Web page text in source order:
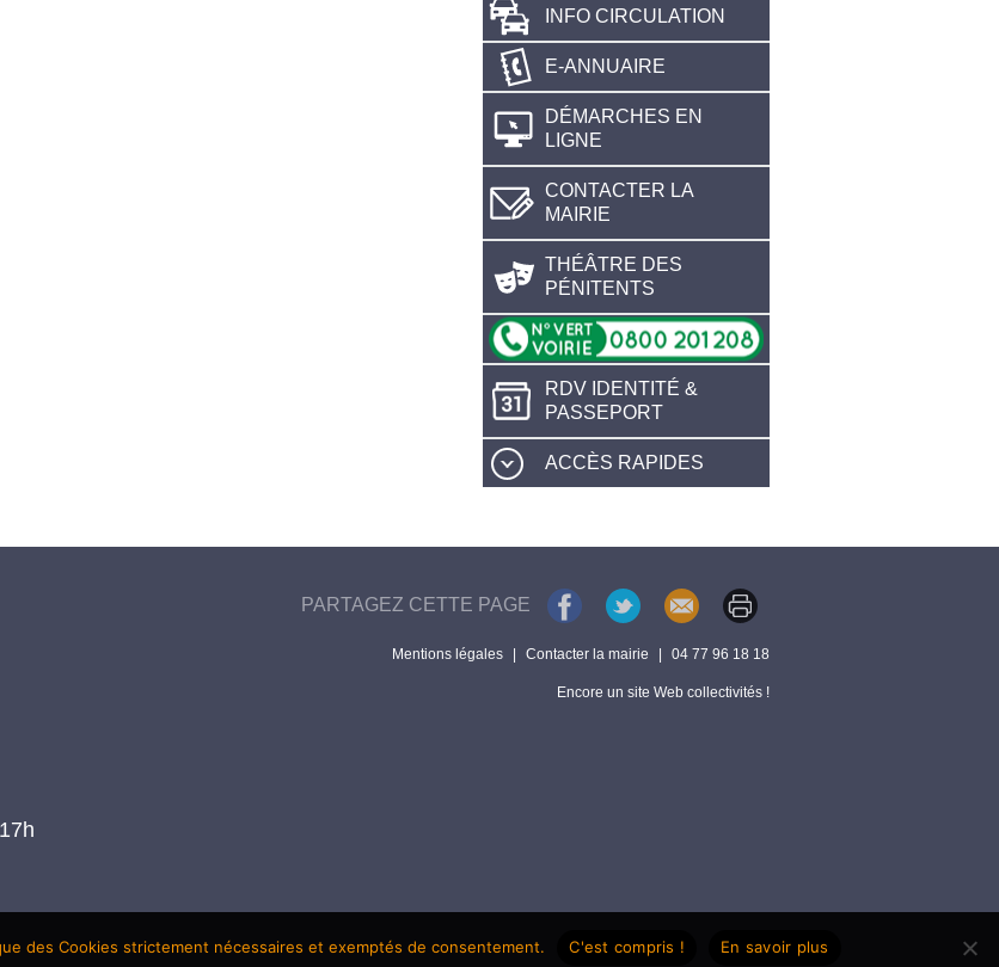
INFO CIRCULATION
E-ANNUAIRE
DÉMARCHES EN
LIGNE
CONTACTER LA
MAIRIE
THÉÂTRE DES
PÉNITENTS
RDV IDENTITÉ &
PASSEPORT
ACCÈS RAPIDES
PARTAGEZ CETTE PAGE
Mentions légales Contacter la mairie 04 77 96 18 18
Encore un site Web collectivités !
des Cookies strictement nécessaires et exemptés de consentement. C'est compris ! En savoir plus